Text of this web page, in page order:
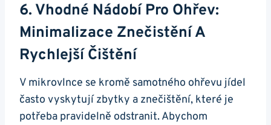
6.⁤ Vhodné ​nádobí⁤ Pro Ohřev:
Minimalizace Znečistění A
⁤rychlejší Čištění
V mikrovlnce se⁤ kromě⁤ samotného ohřevu jídel⁢
často⁢ vyskytují‍ zbytky⁤ a znečištění, které⁢ je‌
potřeba​ pravidelně odstranit. Abychom